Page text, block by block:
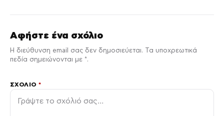
Αφήστε ένα σχόλιο
Η διεύθυνση email σας δεν δημοσιεύεται. Τα υποχρεωτικά
πεδία σημειώνονται με *.
ΣΧΌΛΙΟ*